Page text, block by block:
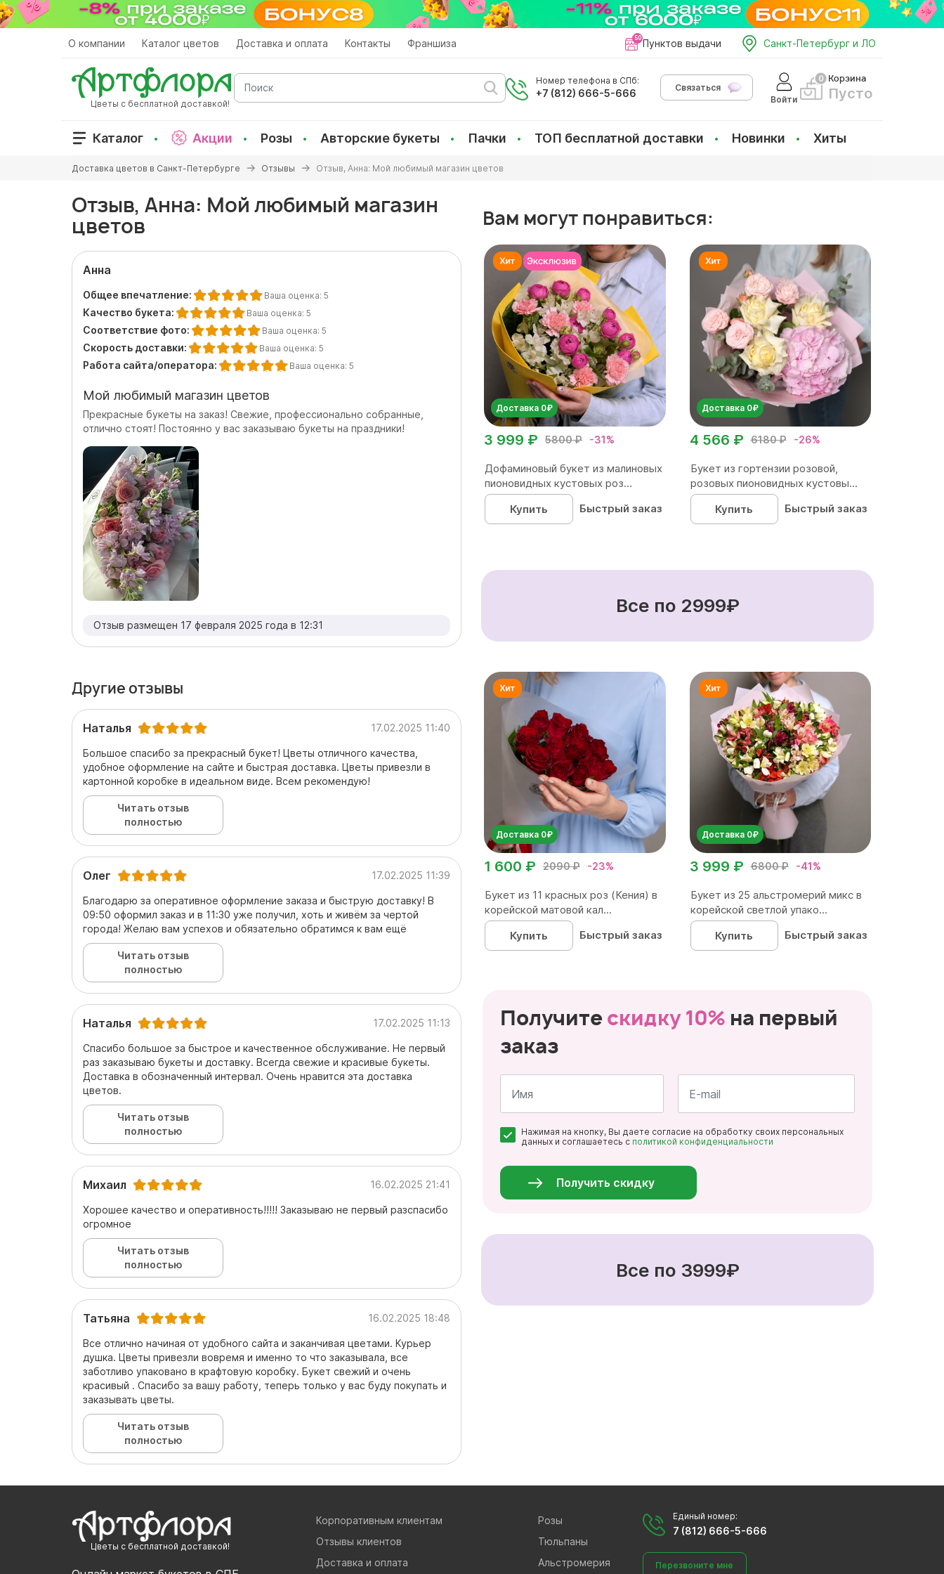
Перейти
к
О компании Каталог цветов Доставка и оплата Контакты Франшиза Пунктов выдачи Санкт-Петербург и ЛО
Цветы с бесплатной доставкой!
Поиск
Номер телефона в СПб:
+7 (812) 666-5-666
Связаться
Войти
Корзина
Пусто
Каталог Акции Розы Авторские букеты Пачки ТОП бесплатной доставки Новинки Хиты
здесь
Доставка цветов в Санкт-Петербурге Отзывы Отзыв, Анна: Мой любимый магазин цветов
Отзыв, Анна: Мой любимый магазин
цветов
Анна
Общее впечатление: Ваша оценка: 5
Качество букета: Ваша оценка: 5
Соответствие фото: Ваша оценка: 5
Скорость доставки: Ваша оценка: 5
Работа сайта/оператора: Ваша оценка: 5
Мой любимый магазин цветов
Прекрасные букеты на заказ! Свежие, профессионально собранные,
отлично стоят! Постоянно у вас заказываю букеты на праздники!
Отзыв размещен 17 февраля 2025 года в 12:31
Другие отзывы
Наталья 17.02.2025 11:40
Большое спасибо за прекрасный букет! Цветы отличного качества,
удобное оформление на сайте и быстрая доставка. Цветы привезли в
картонной коробке в идеальном виде. Всем рекомендую!
Читать отзыв
полностью
Олег 17.02.2025 11:39
Благодарю за оперативное оформление заказа и быструю доставку! В
09:50 оформил заказ и в 11:30 уже получил, хоть и живём за чертой
города! Желаю вам успехов и обязательно обратимся к вам ещё
Читать отзыв
полностью
Наталья 17.02.2025 11:13
Спасибо большое за быстрое и качественное обслуживание. Не первый
раз заказываю букеты и доставку. Всегда свежие и красивые букеты.
Доставка в обозначенный интервал. Очень нравится эта доставка
цветов.
Читать отзыв
полностью
Михаил 16.02.2025 21:41
Хорошее качество и оперативность!!!!! Заказываю не первый разспасибо
огромное
Читать отзыв
полностью
Татьяна 16.02.2025 18:48
Все отлично начиная от удобного сайта и заканчивая цветами. Курьер
душка. Цветы привезли вовремя и именно то что заказывала, все
заботливо упаковано в крафтовую коробку. Букет свежий и очень
красивый . Спасибо за вашу работу, теперь только у вас буду покупать и
заказывать цветы.
Читать отзыв
полностью
Вам могут понравиться:
Доставка 0₽
5800 ₽ -31%
3 999 ₽
Дофаминовый букет из малиновых
пионовидных кустовых роз...
Купить
Быстрый заказ
Доставка 0₽
6180 ₽ -26%
4 566 ₽
Букет из гортензии розовой,
розовых пионовидных кустовы...
Купить
Быстрый заказ
Все по 2999₽
Доставка 0₽
2090 ₽ -23%
1 600 ₽
Букет из 11 красных роз (Кения) в
корейской матовой кал...
Купить
Быстрый заказ
Доставка 0₽
6800 ₽ -41%
3 999 ₽
Букет из 25 альстромерий микс в
корейской светлой упако...
Купить
Быстрый заказ
Получитескидку 10% на первый
заказ
*
*
Нажимая на кнопку, Вы даете согласие на обработку своих персональных
данных и соглашаетесь с политикой конфиденциальности
Получить скидку
Все по 3999₽
Цветы с бесплатной доставкой!
Корпоративным клиентам
Отзывы клиентов
Доставка и оплата
Розы
Тюльпаны
Альстромерия
Единый номер:
7 (812) 666-5-666
Перезвоните мне